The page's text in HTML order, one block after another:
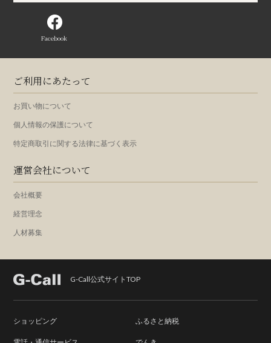
Facebook
ご利用にあたって
お買い物について
個人情報の保護について
特定商取引に関する法律に基づく表示
運営会社について
会社概要
経営理念
人材募集
G-Call公式サイトTOP
ショッピング ふるさと納税